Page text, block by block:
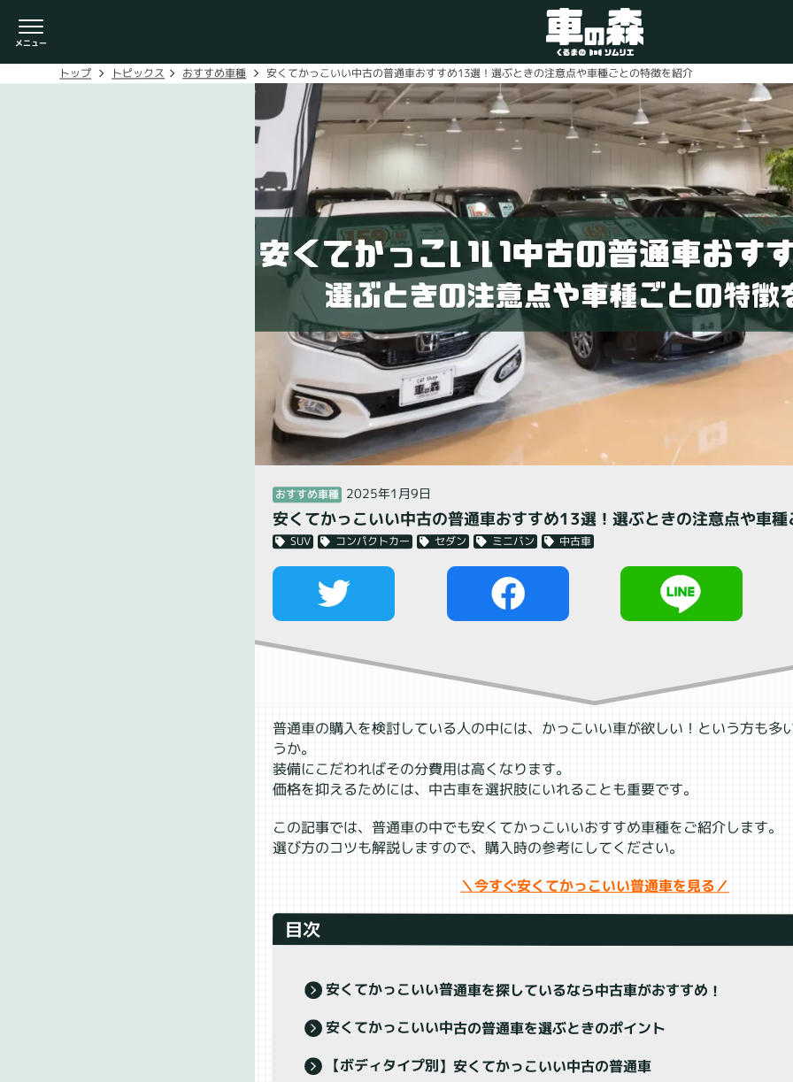
車検・整備のお問い合わせ
0800-080-1777
ご希望の店舗をタップしてください。
車の森
なかもず店 0800-830-3347
トップ トピックス おすすめ車種 安くてかっこいい中古の普通車おすすめ13選！選ぶときの注意点や車種ごとの特徴を紹介
おすすめ車種 2025年1月9日
安くてかっこいい中古の普通車おすすめ13選！選ぶときの注意点や車
SUV コンパクトカー セダン ミニバン 中古車
普通車の購入を検討している人の中には、かっこいい車が欲しい！という方も多
うか。
装備にこだわればその分費用は高くなります。
価格を抑えるためには、中古車を選択肢にいれることも重要です。
この記事では、普通車の中でも安くてかっこいいおすすめ車種をご紹介します。
選び方のコツも解説しますので、購入時の参考にしてください。
＼今すぐ安くてかっこいい普通車を見る／
目次
安くてかっこいい普通車を探しているなら中古車がおすすめ！
安くてかっこいい中古の普通車を選ぶときのポイント
【ボディタイプ別】安くてかっこいい中古の普通車